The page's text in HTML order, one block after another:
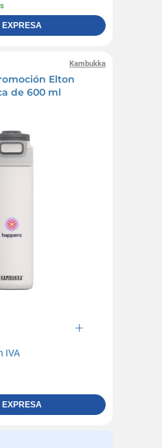
EXPRESA
Kambukka
Elton
de 600 ml
IVA
EXPRESA